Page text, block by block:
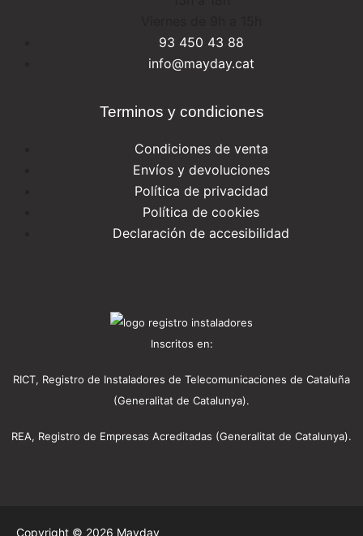
93 450 43 88
info@mayday.cat
Terminos y condiciones
Condiciones de venta
Envíos y devoluciones
Política de privacidad
Política de cookies
Declaración de accesibilidad
Inscritos en:
RICT, Registro de Instaladores de Telecomunicaciones de Cataluña
(Generalitat de Catalunya).
REA, Registro de Empresas Acreditadas (Generalitat de Catalunya).
Copyright © 2026 Mayday